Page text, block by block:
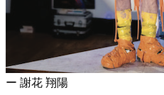
ー 謝花 翔陽